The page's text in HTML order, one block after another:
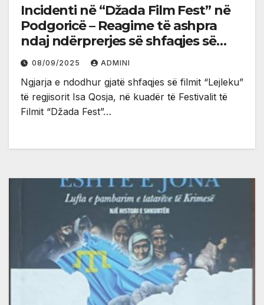
Incidenti në “Džada Film Fest” në
Podgoricë – Reagime të ashpra
ndaj ndërprerjes së shfaqjes së
filmit në gjuhën shqipe
08/09/2025 ADMINI
Ngjarja e ndodhur gjatë shfaqjes së filmit “Lejleku”
të regjisorit Isa Qosja, në kuadër të Festivalit të
Filmit “Džada Fest”…